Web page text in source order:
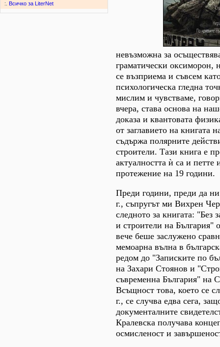
:. Всичко за LiterNet
невъзможна за
граматически оксиморон,
се възприема и съвсем
психологическа гледна
мислим и чувстваме,
вчера, става основа на
доказа и квантовата
от заглавието на книгата
съдържа полярните
строители. Тази книга е
актуалността ѝ са и петте
протежение на 19 години.
Преди години, преди да
г., съпругът ми Вихрен
следното за книгата: "Без
и строители на България"
вече беше заслужено
мемоарна вълна в
редом до "Записките по
на Захари Стоянов и
съвременна България" на
Всъщност това, което се
г., се случва едва сега,
документалните
Кралевска получава
осмисленост и